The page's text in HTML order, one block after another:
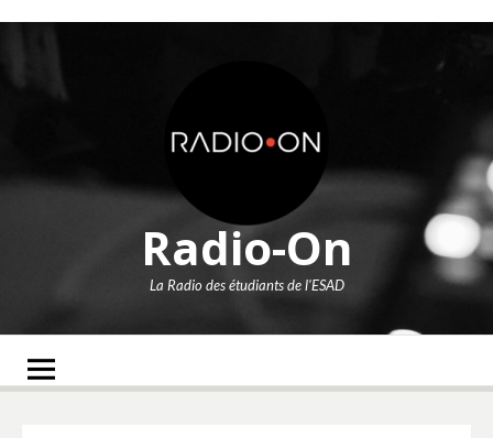
Radio-On
La Radio des étudiants de l'ESAD